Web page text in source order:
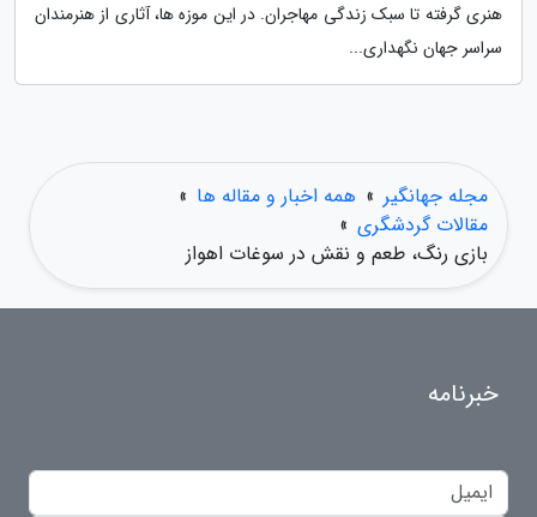
هنری گرفته تا سبک زندگی مهاجران. در این موزه ها، آثاری از هنرمندان
سراسر جهان نگهداری...
مجله جهانگیر » همه اخبار و مقاله ها »
مقالات گردشگری »
بازی رنگ، طعم و نقش در سوغات اهواز
خبرنامه